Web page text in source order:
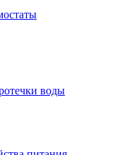
воды